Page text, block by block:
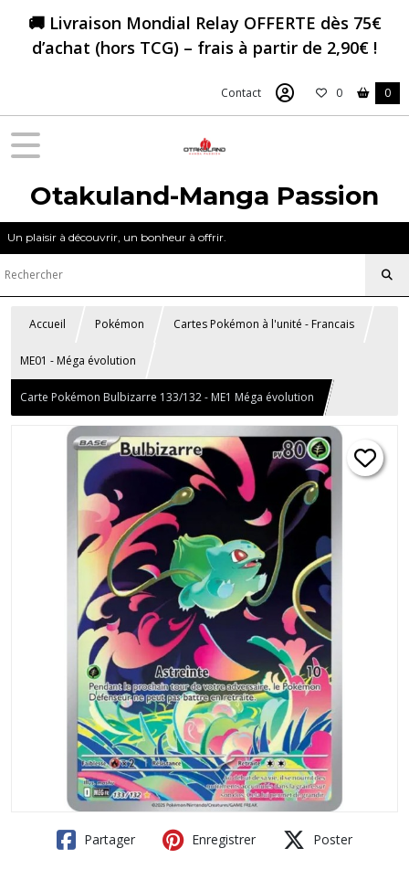
🚚 Livraison Mondial Relay OFFERTE dès 75€
d’achat (hors TCG) – frais à partir de 2,90€ !
Contact 0 0
Otakuland-Manga Passion
Un plaisir à découvrir, un bonheur à offrir.
Accueil Pokémon Cartes Pokémon à l'unité - Francais
ME01 - Méga évolution
Carte Pokémon Bulbizarre 133/132 - ME1 Méga évolution
Partager Enregistrer Poster